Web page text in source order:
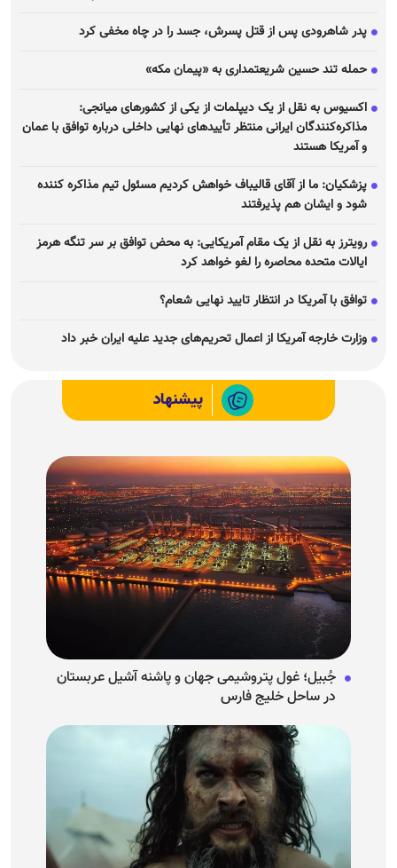
پدر شاهرودی پس از قتل پسرش، جسد را در چاه مخفی کرد
حمله تند حسین شریعتمداری به «پیمان مکه»
اکسیوس به نقل از یک دیپلمات از یکی از کشور‌های میانجی:
مذاکره‌کنندگان ایرانی منتظر تأیید‌های نهایی داخلی درباره توافق با عمان
و آمریکا هستند
پزشکیان: ما از آقای قالیباف خواهش کردیم مسئول تیم مذاکره کننده
شود و ایشان هم پذیرفتند
رویترز به نقل از یک مقام آمریکایی: به محض توافق بر سر تنگه هرمز
ایالات متحده محاصره را لغو خواهد کرد
توافق با آمریکا در انتظار تایید نهایی شعام؟
وزارت خارجه آمریکا از اعمال تحریم‌های جدید علیه ایران خبر داد
پیشنهاد
جُبیل؛ غول پتروشیمی جهان و پاشنه آشیل عربستان
در ساحل خلیج فارس